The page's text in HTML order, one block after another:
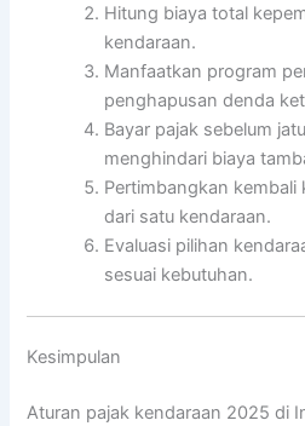
Hitung biaya total
kendaraan.
Manfaatkan program
penghapusan denda
Bayar pajak sebelum
menghindari biaya
Pertimbangkan kembali
dari satu kendaraan.
Evaluasi pilihan
sesuai kebutuhan.
Kesimpulan
Aturan pajak kendaraan 2025 di